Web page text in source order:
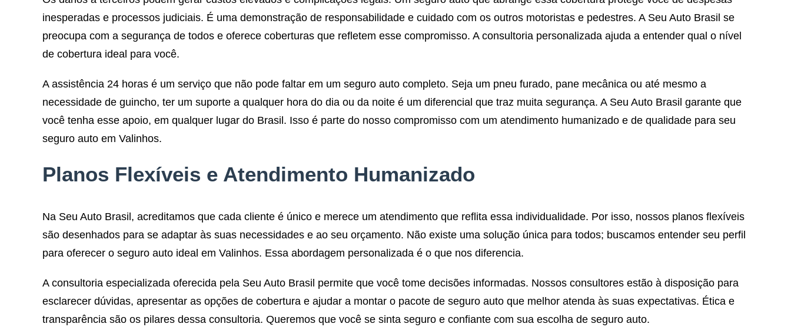
inesperadas e processos judiciais. É uma demonstração de responsabilidade e cuidado com os outros motoristas e pedestres. A Seu Auto Brasil se
preocupa com a segurança de todos e oferece coberturas que refletem esse compromisso. A consultoria personalizada ajuda a entender qual o nível
de cobertura ideal para você.
A assistência 24 horas é um serviço que não pode faltar em um seguro auto completo. Seja um pneu furado, pane mecânica ou até mesmo a
necessidade de guincho, ter um suporte a qualquer hora do dia ou da noite é um diferencial que traz muita segurança. A Seu Auto Brasil garante que
você tenha esse apoio, em qualquer lugar do Brasil. Isso é parte do nosso compromisso com um atendimento humanizado e de qualidade para seu
seguro auto em Valinhos.
Planos Flexíveis e Atendimento Humanizado
Na Seu Auto Brasil, acreditamos que cada cliente é único e merece um atendimento que reflita essa individualidade. Por isso, nossos planos flexíveis
são desenhados para se adaptar às suas necessidades e ao seu orçamento. Não existe uma solução única para todos; buscamos entender seu perfil
para oferecer o seguro auto ideal em Valinhos. Essa abordagem personalizada é o que nos diferencia.
A consultoria especializada oferecida pela Seu Auto Brasil permite que você tome decisões informadas. Nossos consultores estão à disposição para
esclarecer dúvidas, apresentar as opções de cobertura e ajudar a montar o pacote de seguro auto que melhor atenda às suas expectativas. Ética e
transparência são os pilares dessa consultoria. Queremos que você se sinta seguro e confiante com sua escolha de seguro auto.